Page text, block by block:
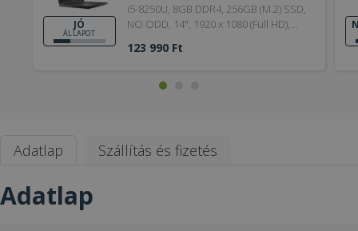
JÓ
ÁLLAPOT
i5-8250U, 8GB DDR4, 256GB (M.2) SSD,
NO ODD, 14", 1920 x 1080 (Full HD),
HDMI, Bronze, DDR4, 8GB, Jó
123 990 Ft
Adatlap Szállítás és fizetés
Adatlap